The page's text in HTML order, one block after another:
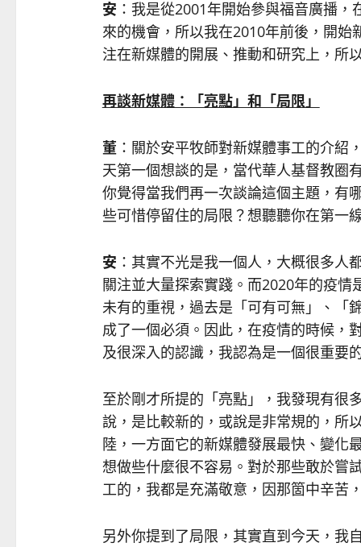
安 ：我是從2001年開始參與福音廣播
來的機會，所以我在2010年前後，開
注在新媒體的開展、推動和研究上，所
再談新媒體：「亮點」和「局限」
董 ：關於安平牧師對新媒體事工的介紹
天第一個想談的是，當代華人基督教圈
你覺得當我們再一次談論這個主題，有
些可惜停留住的局限？想聽聽你在第一
安 ：其實不光是我一個人，大概很多人
關注並大量探索實踐。而2020年的疫
未有的重視，過去是「可有可無」、「
成了一個必須。因此，在疫情的時候，
及很深入的認識，我認為是一個很重要
至於剛才所提的「亮點」，我發現有很
說，是比較新的，或說是非常規的，所
陸，一方面它的新媒體發展最快、變化
想做些什麼很不容易。對於那些敢於嘗
工的，我都是充滿敬意，因那箇中辛苦
另外你提到了局限，其實直到今天，我